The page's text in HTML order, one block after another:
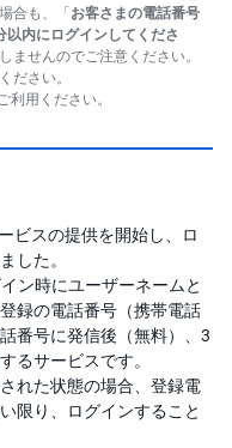
合も、「お客さまの電話番号
内にログインしてくださ
ませんのでご注意ください。
ださい。
用ください。
ビスの提供を開始し、ロ
した。
ン時にユーザーネームと
録の電話番号（携帯電話
番号に発信後（無料）、3
るサービスです。
れた状態の場合、登録電
限り、ログインすること